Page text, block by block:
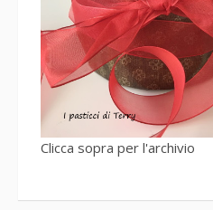
Clicca sopra per l'archivio